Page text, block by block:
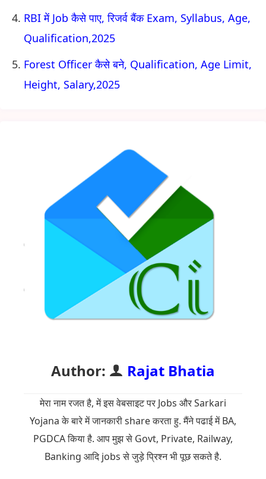
RBI में Job कैसे पाए, रिजर्व बैंक Exam, Syllabus, Age,
Qualification,2025
Forest Officer कैसे बने, Qualification, Age Limit,
Height, Salary,2025
Author: Rajat Bhatia
मेरा नाम रजत है, में इस वेबसाइट पर Jobs और Sarkari
Yojana के बारे में जानकारी share करता हु. मैंने पढाई में BA,
PGDCA किया है. आप मुझ से Govt, Private, Railway,
Banking आदि jobs से जुड़े प्रिश्न भी पूछ सकते है.